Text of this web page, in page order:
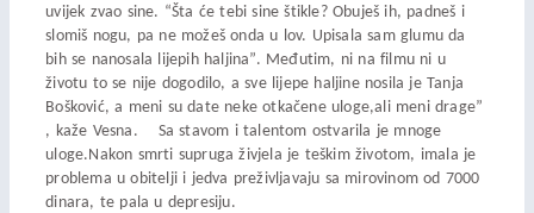
uvijek zvao sine. “Šta će tebi sine štikle? Obuješ ih, padneš i
slomiš nogu, pa ne možeš onda u lov. Upisala sam glumu da
bih se nanosala lijepih haljina”. Međutim, ni na filmu ni u
životu to se nije dogodilo, a sve lijepe haljine nosila je Tanja
Bošković, a meni su date neke otkačene uloge,ali meni drage”
, kaže Vesna. Sa stavom i talentom ostvarila je mnoge
uloge.Nakon smrti supruga živjela je teškim životom, imala je
problema u obitelji i jedva preživljavaju sa mirovinom od 7000
dinara, te pala u depresiju.